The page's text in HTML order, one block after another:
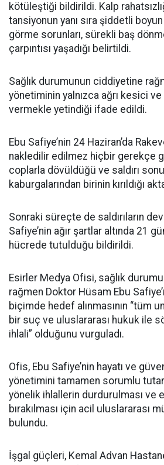
kötüleştiği bildirildi. Kalp
tansiyonun yanı sıra şiddetli boyun
görme sorunları, sürekli baş
çarpıntısı yaşadığı belirtildi.
Sağlık durumunun ciddiyetine
yönetiminin yalnızca ağrı kesici ve
vermekle yetindiği ifade edildi.
Ebu Safiye’nin 24 Haziran’da
nakledilir edilmez hiçbir gerekçe
coplarla dövüldüğü ve saldırı
kaburgalarından birinin kırıldığı
Sonraki süreçte de saldırıların
Safiye’nin ağır şartlar altında 21
hücrede tutulduğu bildirildi.
Esirler Medya Ofisi, sağlık
rağmen Doktor Hüsam Ebu
biçimde hedef alınmasının “tüm
bir suç ve uluslararası hukuk ile
ihlali” olduğunu vurguladı.
Ofis, Ebu Safiye’nin hayatı ve
yönetimini tamamen sorumlu
yönelik ihlallerin durdurulması ve
bırakılması için acil uluslararası
bulundu.
İşgal güçleri, Kemal Advan